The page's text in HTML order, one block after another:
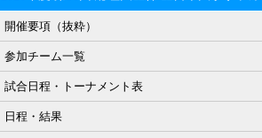
開催要項（抜粋）
参加チーム一覧
試合日程・トーナメント表
日程・結果